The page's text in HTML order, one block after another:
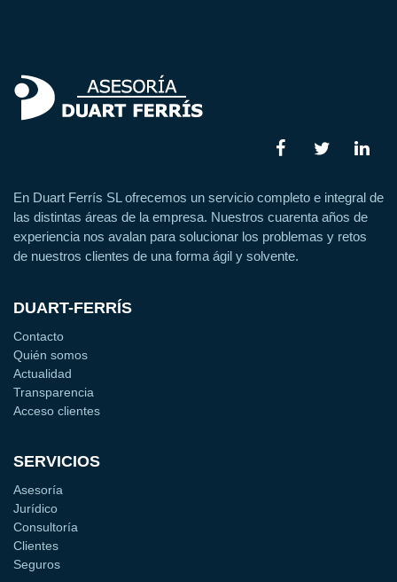
En Duart Ferrís SL ofrecemos un servicio completo e integral de
las distintas áreas de la empresa. Nuestros cuarenta años de
experiencia nos avalan para solucionar los problemas y retos
de nuestros clientes de una forma ágil y solvente.
DUART-FERRÍS
Contacto
Quién somos
Actualidad
Transparencia
Acceso clientes
SERVICIOS
Asesoría
Jurídico
Consultoría
Clientes
Seguros